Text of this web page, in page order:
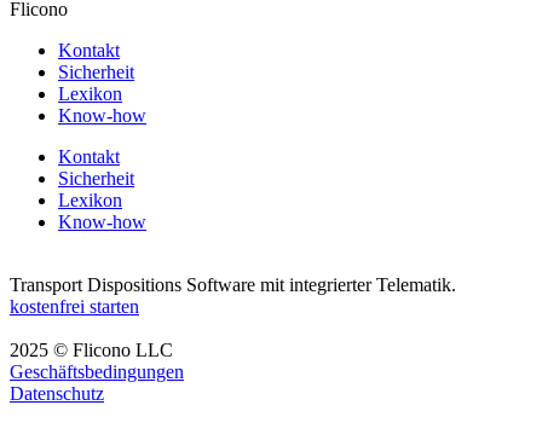
Flicono
Kontakt
Sicherheit
Lexikon
Know-how
Kontakt
Sicherheit
Lexikon
Know-how
Transport Dispositions Software mit integrierter Telematik.
kostenfrei starten
2025 © Flicono LLC
Geschäftsbedingungen
Datenschutz